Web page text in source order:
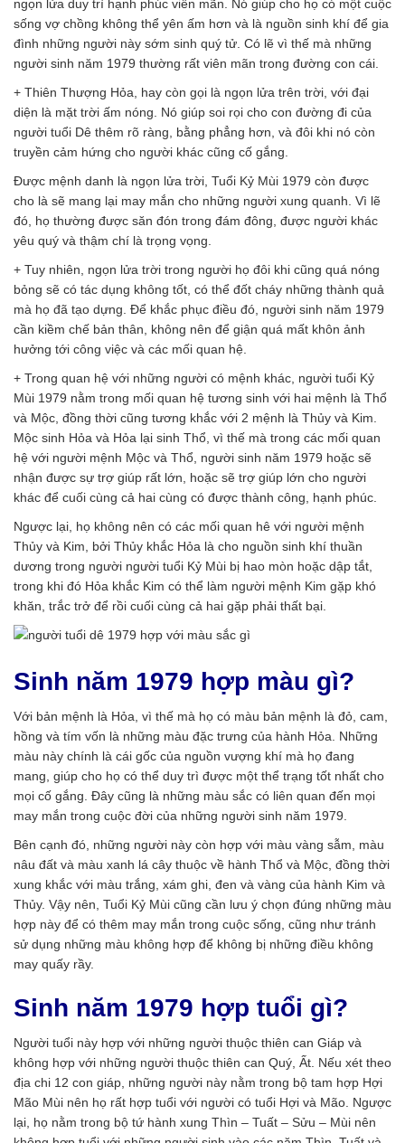
ngọn lửa duy trì hạnh phúc viên mãn. Nó giúp cho họ có một cuộc
sống vợ chồng không thể yên ấm hơn và là nguồn sinh khí để gia
đình những người này sớm sinh quý tử. Có lẽ vì thế mà những
người sinh năm 1979 thường rất viên mãn trong đường con cái.
+ Thiên Thượng Hỏa, hay còn gọi là ngọn lửa trên trời, với đại
diện là mặt trời ấm nóng. Nó giúp soi rọi cho con đường đi của
người tuổi Dê thêm rõ ràng, bằng phẳng hơn, và đôi khi nó còn
truyền cảm hứng cho người khác cũng cố gắng.
Được mệnh danh là ngọn lửa trời, Tuổi Kỷ Mùi 1979 còn được
cho là sẽ mang lại may mắn cho những người xung quanh. Vì lẽ
đó, họ thường được săn đón trong đám đông, được người khác
yêu quý và thậm chí là trọng vọng.
+ Tuy nhiên, ngọn lửa trời trong người họ đôi khi cũng quá nóng
bỏng sẽ có tác dụng không tốt, có thể đốt cháy những thành quả
mà họ đã tạo dựng. Để khắc phục điều đó, người sinh năm 1979
cần kiềm chế bản thân, không nên để giận quá mất khôn ảnh
hưởng tới công việc và các mối quan hệ.
+ Trong quan hệ với những người có mệnh khác, người tuổi Kỷ
Mùi 1979 nằm trong mối quan hệ tương sinh với hai mệnh là Thổ
và Mộc, đồng thời cũng tương khắc với 2 mệnh là Thủy và Kim.
Mộc sinh Hỏa và Hỏa lại sinh Thổ, vì thế mà trong các mối quan
hệ với người mệnh Mộc và Thổ, người sinh năm 1979 hoặc sẽ
nhận được sự trợ giúp rất lớn, hoặc sẽ trợ giúp lớn cho người
khác để cuối cùng cả hai cùng có được thành công, hạnh phúc.
Ngược lại, họ không nên có các mối quan hê với người mệnh
Thủy và Kim, bởi Thủy khắc Hỏa là cho nguồn sinh khí thuần
dương trong người người tuổi Kỷ Mùi bị hao mòn hoặc dập tắt,
trong khi đó Hỏa khắc Kim có thể làm người mệnh Kim gặp khó
khăn, trắc trở để rồi cuối cùng cả hai gặp phải thất bại.
Sinh năm 1979 hợp màu gì?
Với bản mệnh là Hỏa, vì thế mà họ có màu bản mệnh là đỏ, cam,
hồng và tím vốn là những màu đặc trưng của hành Hỏa. Những
màu này chính là cái gốc của nguồn vượng khí mà họ đang
mang, giúp cho họ có thể duy trì được một thể trạng tốt nhất cho
mọi cố gắng. Đây cũng là những màu sắc có liên quan đến mọi
may mắn trong cuộc đời của những người sinh năm 1979.
Bên cạnh đó, những người này còn hợp với màu vàng sẫm, màu
nâu đất và màu xanh lá cây thuộc về hành Thổ và Mộc, đồng thời
xung khắc với màu trắng, xám ghi, đen và vàng của hành Kim và
Thủy. Vậy nên, Tuổi Kỷ Mùi cũng cần lưu ý chọn đúng những màu
hợp này để có thêm may mắn trong cuộc sống, cũng như tránh
sử dụng những màu không hợp để không bị những điều không
may quấy rầy.
Sinh năm 1979 hợp tuổi gì?
Người tuổi này hợp với những người thuộc thiên can Giáp và
không hợp với những người thuộc thiên can Quý, Ất. Nếu xét theo
địa chi 12 con giáp, những người này nằm trong bộ tam hợp Hợi
Mão Mùi nên họ rất hợp tuổi với người có tuổi Hợi và Mão. Ngược
lại, họ nằm trong bộ tứ hành xung Thìn – Tuất – Sửu – Mùi nên